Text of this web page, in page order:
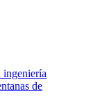
ingeniería
de